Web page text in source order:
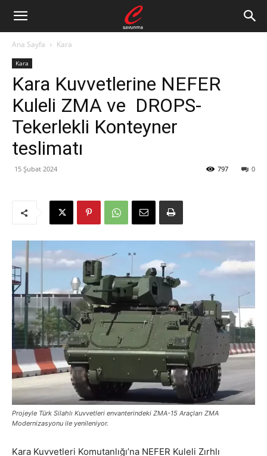
Ana Sayfa Kara
Kara
Kara Kuvvetlerine NEFER
Kuleli ZMA ve DROPS-
Tekerlekli Konteyner
teslimatı
15 Şubat 2024 0
797
Projeyle Türk Silahlı Kuvvetleri envanterindeki ZMA-15 Araçları ZMA
Modernizasyonu ile yenileniyor.
Kara Kuvvetleri Komutanlığı’na NEFER Kuleli Zırhlı